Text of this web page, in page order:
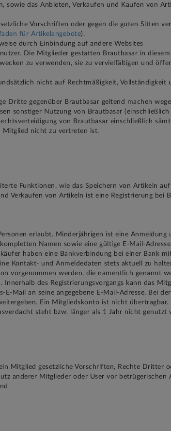
das Anbieten, Verkaufen und Kaufen von
Vorschriften oder gegen die guten Sitten
für Artikelangebote).
durch Einbindung auf andere Websites
Die Mitglieder gestatten Brautbasar in diesem
zu verwenden, sie zu vervielfältigen und
nicht auf Rechtmäßigkeit, Vollständigkeit
Dritte gegenüber Brautbasar geltend machen
sonstiger Nutzung von Brautbasar
von Brautbasar einschließlich
Mitglied nicht zu vertreten ist.
Funktionen, wie das Speichern von Artikeln
Verkaufen von Artikeln ist eine Registrierung bei
erlaubt. Minderjährigen ist eine Anmeldung
Namen sowie eine gültige E-Mail-
haben eine Bankverbindung bei einer Bank
Kontakt- und Anmeldedaten stets aktuell zu
vorgenommen werden, die namentlich genannt
des Registrierungsvorgangs kann das
Mail an seine angegebene E-Mail-Adresse. Bei
Ein Mitgliedskonto ist nicht übertragbar.
steht bzw. länger als 1 Jahr nicht genutzt
Mitglied gesetzliche Vorschriften, Rechte Dritter
anderer Mitglieder oder User vor betrügerischen